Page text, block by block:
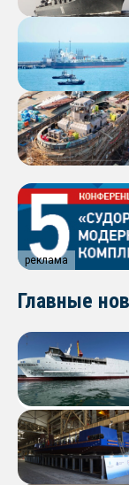
реклама
Главные